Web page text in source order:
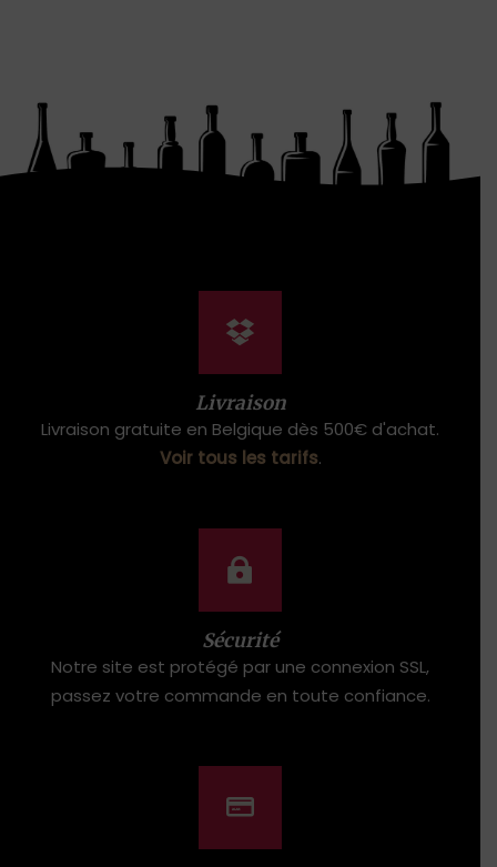
Livraison
Livraison gratuite en Belgique dès 500€ d'achat.
Voir tous les tarifs.
Sécurité
Notre site est protégé par une connexion SSL,
passez votre commande en toute confiance.